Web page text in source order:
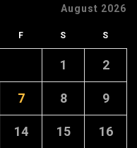
August 2026
F S S
1 2
7 8 9
14 15 16